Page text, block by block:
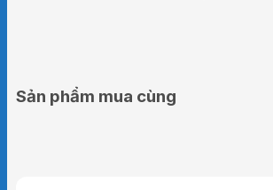
Sản phẩm mua cùng